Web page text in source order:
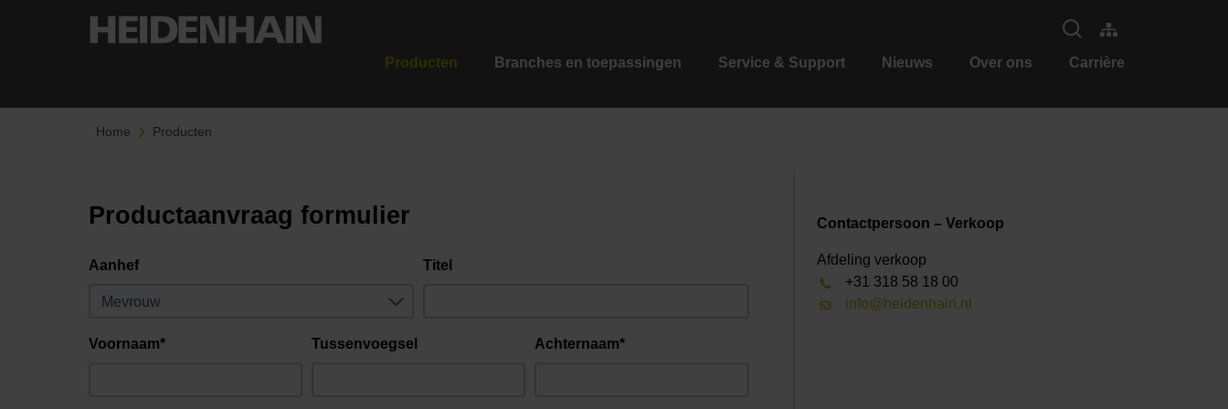
Producten Branches en toepassingen Service & Support Nieuws Over ons Carrière
Home Producten
Productaanvraag formulier
Aanhef Titel
Voornaam* Tussenvoegsel Achternaam*
Contactpersoon – Verkoop
Afdeling verkoop
+31 318 58 18 00
info@heidenhain.nl